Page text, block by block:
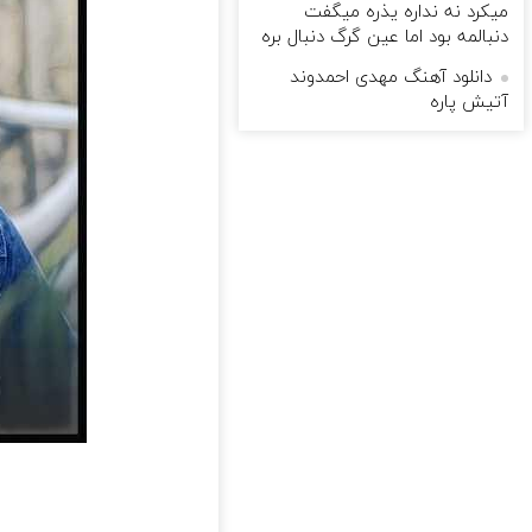
میکرد نه نداره یذره میگفت
دنبالمه بود اما عین گرگ دنبال بره
دانلود آهنگ مهدی احمدوند
آتیش پاره